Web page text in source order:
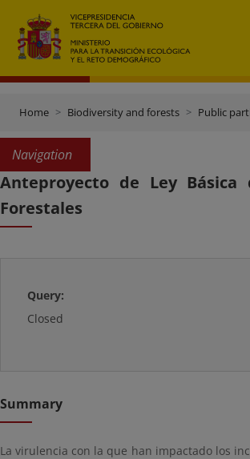
Home Biodiversity and forests Public
Navigation
Anteproyecto de Ley Básica
Forestales
Query:
Closed
Summary
La virulencia con la que han impactado los